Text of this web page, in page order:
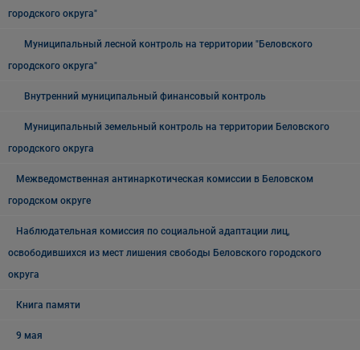
городского округа"
Муниципальный лесной контроль на территории "Беловского
городского округа"
Внутренний муниципальный финансовый контроль
Муниципальный земельный контроль на территории Беловского
городского округа
Межведомственная антинаркотическая комиссии в Беловском
городском округе
Наблюдательная комиссия по социальной адаптации лиц,
освободившихся из мест лишения свободы Беловского городского
округа
Книга памяти
9 мая